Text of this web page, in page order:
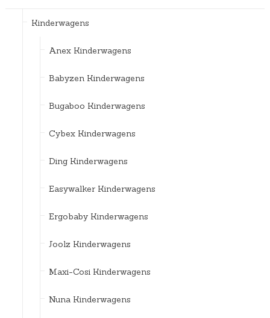
Kinderwagens
Anex Kinderwagens
Babyzen Kinderwagens
Bugaboo Kinderwagens
Cybex Kinderwagens
Ding Kinderwagens
Easywalker Kinderwagens
Ergobaby Kinderwagens
Joolz Kinderwagens
Maxi-Cosi Kinderwagens
Nuna Kinderwagens